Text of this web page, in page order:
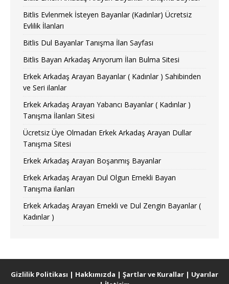
Bitlis Evlenmek İsteyen Bayanlar (Kadınlar) Ücretsiz
Evlilik İlanları
Bitlis Dul Bayanlar Tanışma İlan Sayfası
Bitlis Bayan Arkadaş Arıyorum İlan Bulma Sitesi
Erkek Arkadaş Arayan Bayanlar ( Kadınlar ) Sahibinden
ve Seri ilanlar
Erkek Arkadaş Arayan Yabancı Bayanlar ( Kadınlar )
Tanışma İlanları Sitesi
Ücretsiz Üye Olmadan Erkek Arkadaş Arayan Dullar
Tanışma Sitesi
Erkek Arkadaş Arayan Boşanmış Bayanlar
Erkek Arkadaş Arayan Dul Olgun Emekli Bayan
Tanışma ilanları
Erkek Arkadaş Arayan Emekli ve Dul Zengin Bayanlar (
Kadınlar )
Gizlilik Politikası | Hakkımızda | Şartlar ve Kurallar | Uyarılar